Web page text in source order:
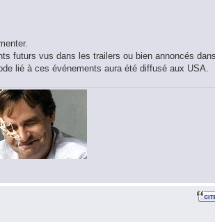
futurs vus dans les trailers ou bien annoncés dans
lié à ces événements aura été diffusé aux USA.